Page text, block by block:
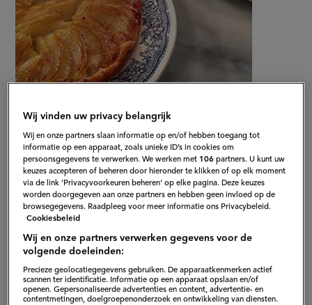
Gepubliceerd op: 18-03-16
Bewerkt op: 13-04-2026
Wij vinden uw privacy belangrijk
Wij en onze partners slaan informatie op en/of hebben toegang tot
informatie op een apparaat, zoals unieke ID’s in cookies om
persoonsgegevens te verwerken. We werken met 106 partners. U kunt uw
keuzes accepteren of beheren door hieronder te klikken of op elk moment
via de link ‘Privacyvoorkeuren beheren’ op elke pagina. Deze keuzes
worden doorgegeven aan onze partners en hebben geen invloed op de
browsegegevens. Raadpleeg voor meer informatie ons Privacybeleid.
Cookiesbeleid
Wij en onze partners verwerken gegevens voor de
volgende doeleinden:
Precieze geolocatiegegevens gebruiken. De apparaatkenmerken actief
scannen ter identificatie. Informatie op een apparaat opslaan en/of
openen. Gepersonaliseerde advertenties en content, advertentie- en
contentmetingen, doelgroepenonderzoek en ontwikkeling van diensten.